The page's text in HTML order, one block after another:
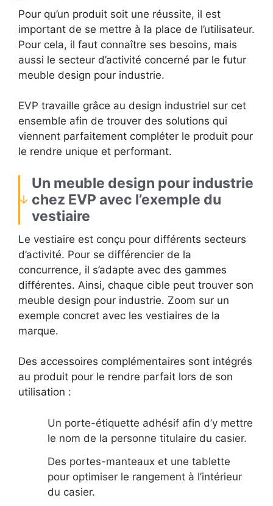
Pour qu’un produit soit une réussite, il est
important de se mettre à la place de l’utilisateur.
Pour cela, il faut connaître ses besoins, mais
aussi le secteur d’activité concerné par le futur
meuble design pour industrie.
EVP travaille grâce au design industriel sur cet
ensemble afin de trouver des solutions qui
viennent parfaitement compléter le produit pour
le rendre unique et performant.
Un meuble design pour industrie
chez EVP avec l’exemple du
vestiaire
Le vestiaire est conçu pour différents secteurs
d’activité. Pour se différencier de la
concurrence, il s’adapte avec des gammes
différentes. Ainsi, chaque cible peut trouver son
meuble design pour industrie. Zoom sur un
exemple concret avec les vestiaires de la
marque.
Des accessoires complémentaires sont intégrés
au produit pour le rendre parfait lors de son
utilisation :
Un porte-étiquette adhésif afin d’y mettre
le nom de la personne titulaire du casier.
Des portes-manteaux et une tablette
pour optimiser le rangement à l’intérieur
du casier.